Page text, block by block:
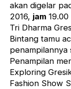
akan digelar
2016, jam 19.00
Tri Dharma
Bintang tamu
Penampilan
Exploring
Fashion Show